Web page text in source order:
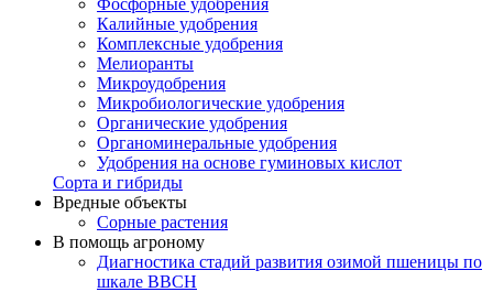
Фосфорные удобрения
Калийные удобрения
Комплексные удобрения
Мелиоранты
Микроудобрения
Микробиологические удобрения
Органические удобрения
Органоминеральные удобрения
Удобрения на основе гуминовых кислот
Сорта и гибриды
Вредные объекты
Сорные растения
В помощь агроному
Диагностика стадий развития озимой пшеницы по
шкале ВВСН